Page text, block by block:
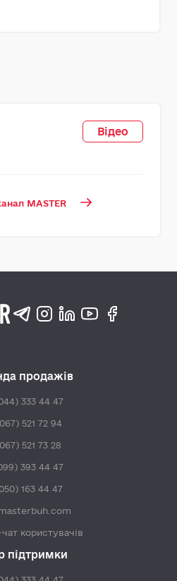
Відео
MASTER
продажів
333 44 47
521 72 94
521 73 28
393 44 47
163 44 47
користувачів
підтримки